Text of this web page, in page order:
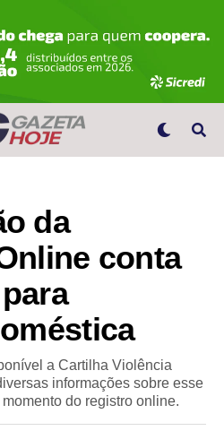
da
conta
a Cartilha Violência
informações sobre esse
do registro online.